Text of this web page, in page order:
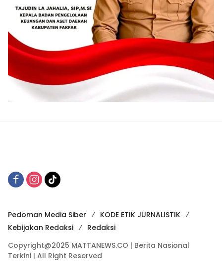
Pedoman Media Siber
KODE ETIK JURNALISTIK
Kebijakan Redaksi
Redaksi
Copyright@2025 MATTANEWS.CO | Berita Nasional
Terkini | All Right Reserved